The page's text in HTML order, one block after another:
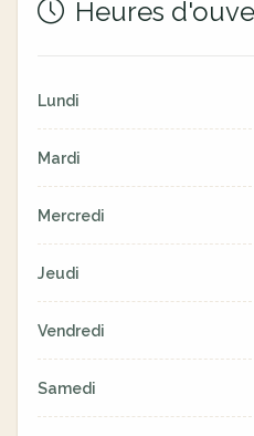
Heures
Lundi
Mardi
Mercredi
Jeudi
Vendredi
Samedi